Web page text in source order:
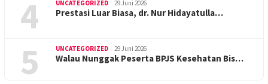
4 UNCATEGORIZED 29 Juni 2026
Prestasi Luar Biasa, dr. Nur Hidayatulla…
5 UNCATEGORIZED 29 Juni 2026
Walau Nunggak Peserta BPJS Kesehatan Bis…